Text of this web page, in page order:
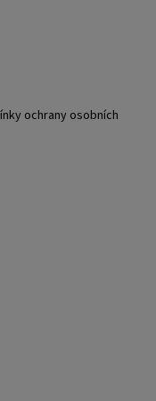
ochrany osobních